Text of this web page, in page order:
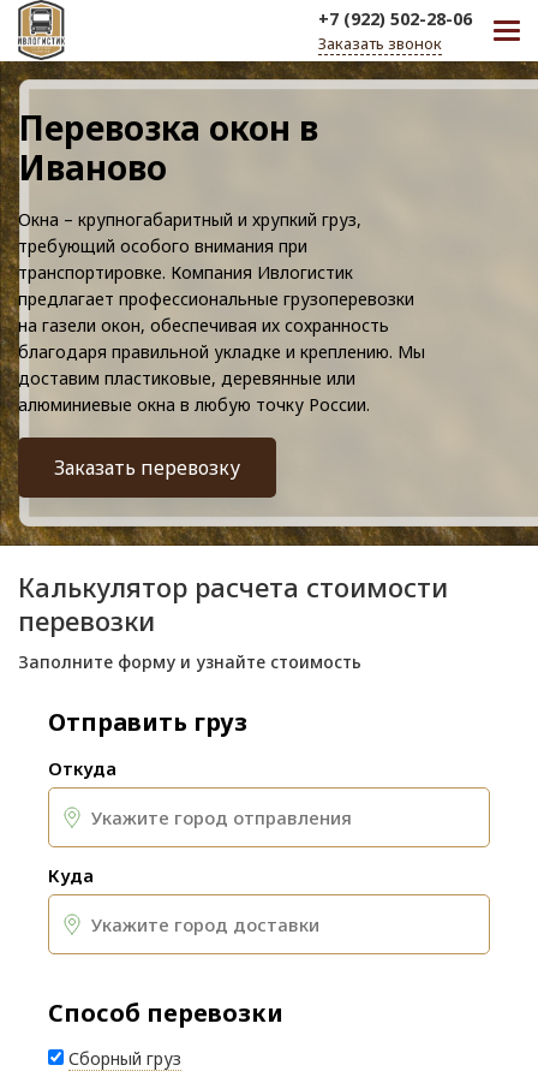
+7 (922) 502-28-06
Заказать звонок
Перевозка окон в
Иваново
Окна – крупногабаритный и хрупкий груз,
требующий особого внимания при
транспортировке. Компания Ивлогистик
предлагает профессиональные грузоперевозки
на газели окон, обеспечивая их сохранность
благодаря правильной укладке и креплению. Мы
доставим пластиковые, деревянные или
алюминиевые окна в любую точку России.
Заказать перевозку
Калькулятор расчета стоимости
перевозки
Заполните форму и узнайте стоимость
Отправить груз
Откуда
Куда
Способ перевозки
Сборный груз